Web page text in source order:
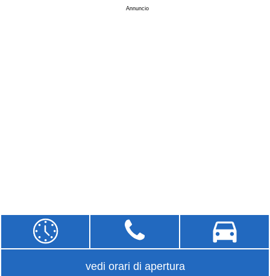
Annuncio
vedi orari di apertura